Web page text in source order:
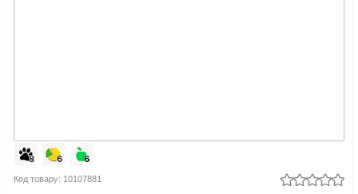
Код товару: 10107881